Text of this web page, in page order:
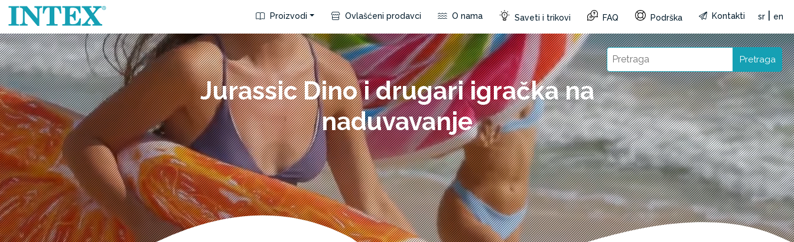
Proizvodi Ovlašćeni prodavci O nama Saveti i trikovi FAQ Podrška Kontakti sr en
Pretraga
Jurassic Dino i drugari igračka na
naduvavanje